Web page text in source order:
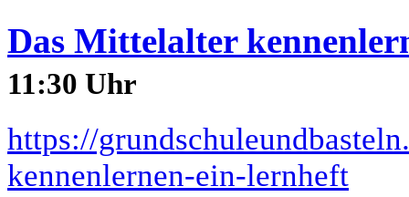
Das Mittelalter
11:30 Uhr
https://
kennenlernen-ein-lernheft